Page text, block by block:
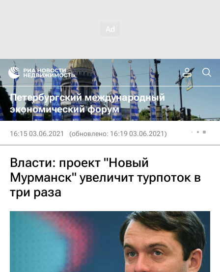
Петербургский международный
экономический форум
16:15 03.06.2021 (обновлено: 16:19 03.06.2021)
Власти: проект "Новый
Мурманск" увеличит турпоток в
три раза